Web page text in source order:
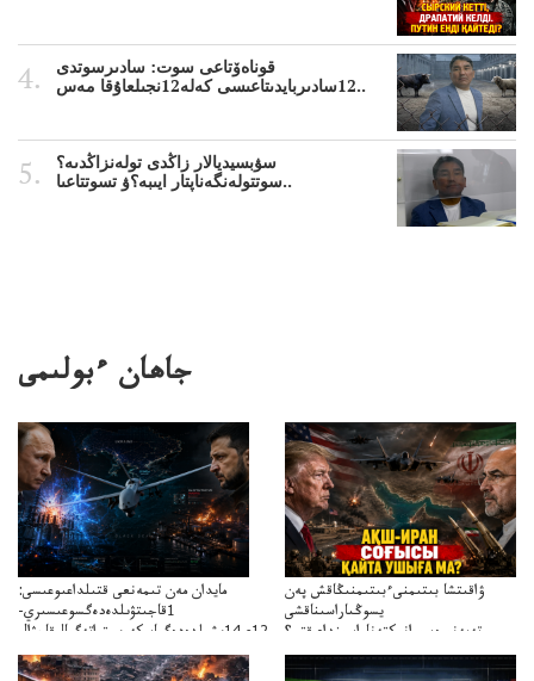
قوناەۆتاعى سوت: سادىرسوتدى
12سادىربايدىتاعىسى كەلە12نجىلعاۇقا مەس..
سۋبسيديالار زاڭدى تولەنزاڭدىە؟
سوتتولەنگەناپتار ايىبە؟ۋ تسوتتاعىا..
جاھان ءبولىمى
مايدان مەن تىمەنعى قتىلداعىوعىسى:
1قاجىتۋىلدەدەگسوعىسىري-
سترات12ي14ىشىلدەدەگىاسكەريستراتەگيالىقاحۋال
ۋاقىتشا بىتىمنىءبىتىمنىڭاقش پەن
يسوڭىاراسىناقشى
تەپەنىرەسيرانىكتەناراسىنداعىقتى؟
تەكەتىرەسنەلىكتەنقايتاۋشىقتى؟